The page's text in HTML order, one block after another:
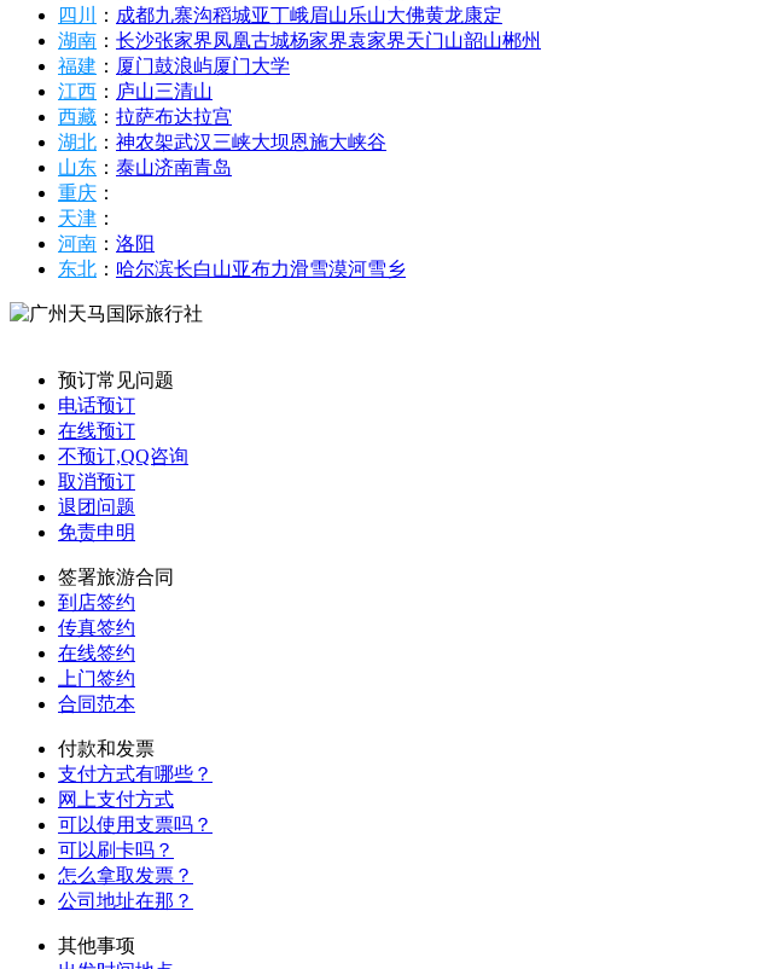
四川
： 成都九寨沟稻城亚丁峨眉山乐山大佛黄龙康定
湖南 ： 长沙张家界凤凰古城杨家界袁家界天门山韶山郴州
福建 ： 厦门鼓浪屿厦门大学
江西 ： 庐山三清山
西藏 ： 拉萨布达拉宫
湖北 ： 神农架武汉三峡大坝恩施大峡谷
山东 ： 泰山济南青岛
重庆 ：
天津 ：
河南 ： 洛阳
东北 ： 哈尔滨长白山亚布力滑雪漠河雪乡
预订常见问题
电话预订
在线预订
不预订,QQ咨询
取消预订
退团问题
免责申明
签署旅游合同
到店签约
传真签约
在线签约
上门签约
合同范本
付款和发票
支付方式有哪些？
网上支付方式
可以使用支票吗？
可以刷卡吗？
怎么拿取发票？
公司地址在那？
其他事项